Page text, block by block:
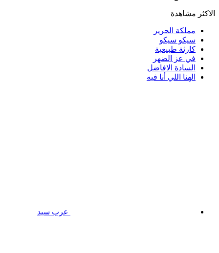
الاكثر مشاهدة
مملكة الحرير
سيكو سيكو
كارثة طبيعية
في عز الضهر
السادة الافاضل
الهنا اللي أنا فيه
عرب سيد